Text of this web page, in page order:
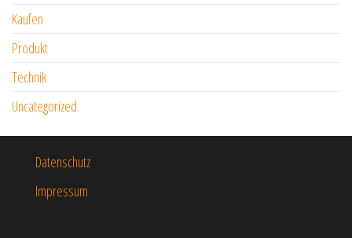
Kaufen
Produkt
Technik
Uncategorized
Datenschutz
Impressum